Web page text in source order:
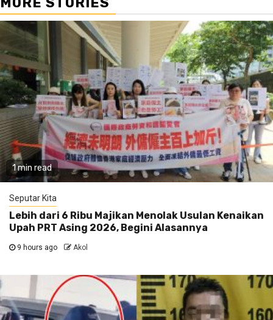
1 min read
Seputar Kita
Lebih dari 6 Ribu Majikan Menolak Usulan Kenaikan
Upah PRT Asing 2026, Begini Alasannya
9 hours ago Akol